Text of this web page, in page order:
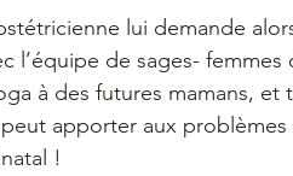
lui demande
l’équipe de sages- femmes
à des futures mamans,
apporter aux problèmes
!